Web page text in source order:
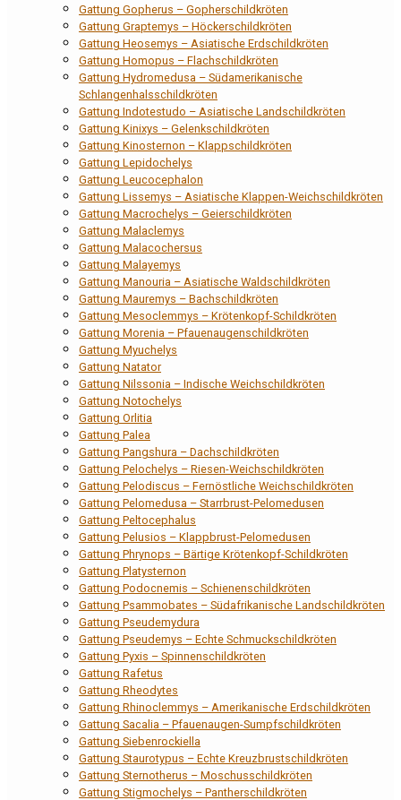
Gattung Gopherus – Gopherschildkröten
Gattung Graptemys – Höckerschildkröten
Gattung Heosemys – Asiatische Erdschildkröten
Gattung Homopus – Flachschildkröten
Gattung Hydromedusa – Südamerikanische
Schlangenhalsschildkröten
Gattung Indotestudo – Asiatische Landschildkröten
Gattung Kinixys – Gelenkschildkröten
Gattung Kinosternon – Klappschildkröten
Gattung Lepidochelys
Gattung Leucocephalon
Gattung Lissemys – Asiatische Klappen-Weichschildkröten
Gattung Macrochelys – Geierschildkröten
Gattung Malaclemys
Gattung Malacochersus
Gattung Malayemys
Gattung Manouria – Asiatische Waldschildkröten
Gattung Mauremys – Bachschildkröten
Gattung Mesoclemmys – Krötenkopf-Schildkröten
Gattung Morenia – Pfauenaugenschildkröten
Gattung Myuchelys
Gattung Natator
Gattung Nilssonia – Indische Weichschildkröten
Gattung Notochelys
Gattung Orlitia
Gattung Palea
Gattung Pangshura – Dachschildkröten
Gattung Pelochelys – Riesen-Weichschildkröten
Gattung Pelodiscus – Fernöstliche Weichschildkröten
Gattung Pelomedusa – Starrbrust-Pelomedusen
Gattung Peltocephalus
Gattung Pelusios – Klappbrust-Pelomedusen
Gattung Phrynops – Bärtige Krötenkopf-Schildkröten
Gattung Platysternon
Gattung Podocnemis – Schienenschildkröten
Gattung Psammobates – Südafrikanische Landschildkröten
Gattung Pseudemydura
Gattung Pseudemys – Echte Schmuckschildkröten
Gattung Pyxis – Spinnenschildkröten
Gattung Rafetus
Gattung Rheodytes
Gattung Rhinoclemmys – Amerikanische Erdschildkröten
Gattung Sacalia – Pfauenaugen-Sumpfschildkröten
Gattung Siebenrockiella
Gattung Staurotypus – Echte Kreuzbrustschildkröten
Gattung Sternotherus – Moschusschildkröten
Gattung Stigmochelys – Pantherschildkröten